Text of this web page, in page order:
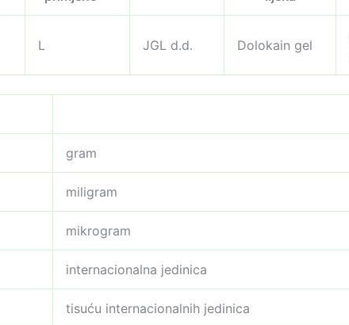
L JGL d.d. Dolokain gel
gram
miligram
mikrogram
internacionalna jedinica
tisuću internacionalnih jedinica